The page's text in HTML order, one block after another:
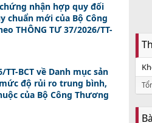
nhận hợp quy đối
chuẩn mới của Bộ Công
THÔNG TƯ 37/2026/TT-
BCT về Danh mục sản
độ rủi ro trung bình,
của Bộ Công Thương